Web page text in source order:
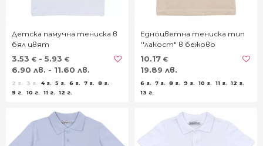
Детска памучна тениска в
бял цвят
3.53 € - 5.93 €
6.90 лв. - 11.60 лв.
2 г. 3 г. 4 г. 5 г. 6 г. 7 г.
8 г.
9 г.
10 г. 11 г. 12 г.
Едноцветна тениска тип
''лакост" в бежово
10.17 €
19.89 лв.
6 г. 7 г. 8 г. 9 г. 10 г. 11 г.
12 г.
13 г.